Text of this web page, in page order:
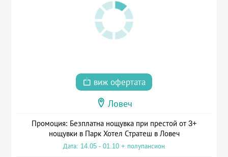
виж офертата
Ловеч
Промоция: Безплатна нощувка при престой от 3+
нощувки в Парк Хотел Стратеш в Ловеч
Дата: 14.05 - 01.10 + полупансион